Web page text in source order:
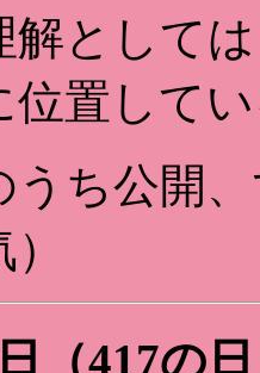
として
位置して
ち公開、
（417の